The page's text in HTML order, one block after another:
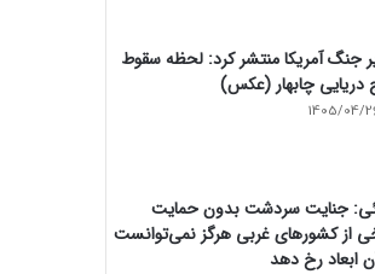
جنگ آمریکا منتشر کرد: لحظه سقوط
دریایی چابهار (عکس)
1405/04/
جنایت سردشت بدون حمایت
از کشورهای غربی هرگز نمی‌توانست
ابعاد رخ دهد